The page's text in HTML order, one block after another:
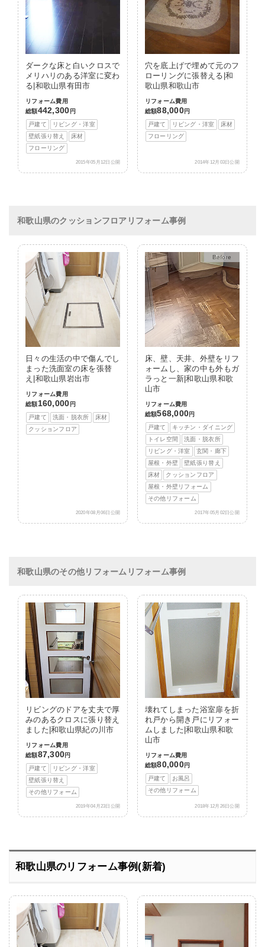
ダークな床と白いクロスで
メリハリのある洋室に変わ
る|和歌山県有田市
リフォーム費用
総額442,300 円
戸建て
リビング・洋室
壁紙張り替え
床材
フローリング
2015年05月12日公開
穴を底上げで埋めて元のフ
ローリングに張替える|和
歌山県和歌山市
リフォーム費用
総額88,000円
戸建て
リビング・洋室
床材
フローリング
2014年12月03日公開
和歌山県のクッションフロアリフォーム事例
日々の生活の中で傷んでし
まった洗面室の床を張替
え|和歌山県岩出市
リフォーム費用
総額160,000 円
戸建て
洗面・脱衣所
床材
クッションフロア
2020年08月06日公開
After
床、壁、天井、外壁をリフ
ォームし、家の中も外もガ
ラっと一新|和歌山県和歌
山市
リフォーム費用
総額568,000円
戸建て
キッチン・ダイニング
トイレ空間
洗面・脱衣所
リビング・洋室
玄関・廊下
屋根・外壁
壁紙張り替え
床材
クッションフロア
屋根・外壁リフォーム
その他リフォーム
2017年05月02日公開
和歌山県のその他リフォームリフォーム事例
リビングのドアを丈夫で厚
みのあるクロスに張り替え
ました|和歌山県紀の川市
リフォーム費用
総額87,300円
戸建て
リビング・洋室
壁紙張り替え
その他リフォーム
2019年04月23日公開
壊れてしまった浴室扉を折
れ戸から開き戸にリフォー
ムしました|和歌山県和歌
山市
リフォーム費用
総額80,000円
戸建て
お風呂
その他リフォーム
2018年12月26日公開
和歌山県のリフォーム事例(新着)